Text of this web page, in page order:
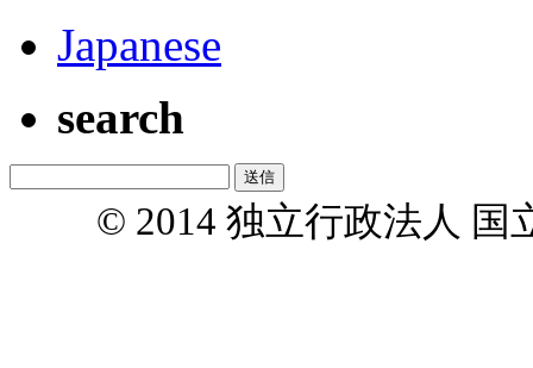
Japanese
search
© 2014 独立行政法人 国